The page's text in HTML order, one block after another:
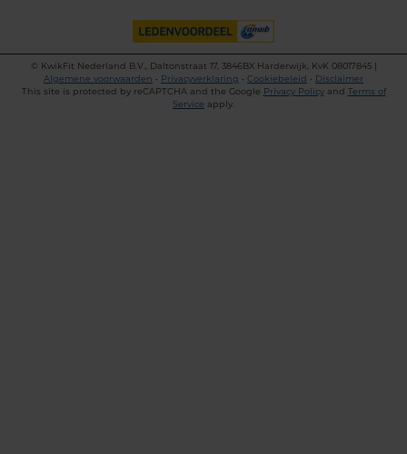
©
KwikFit Nederland B.V., Daltonstraat 17, 3846BX Harderwijk, KvK 08017845 |
Algemene voorwaarden • Privacyverklaring • Cookiebeleid • Disclaimer
This site is protected by reCAPTCHA and the Google Privacy Policyand Terms of
Service apply.